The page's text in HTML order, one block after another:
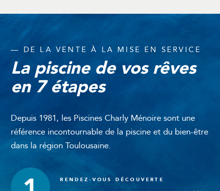
— DE LA VENTE À LA MISE EN SERVICE
La piscine de vos rêves
en 7 étapes
Depuis 1981, les Piscines Charly Ménoire sont une
référence incontournable de la piscine et du bien-être
dans la région Toulousaine.
RENDEZ-VOUS DÉCOUVERTE